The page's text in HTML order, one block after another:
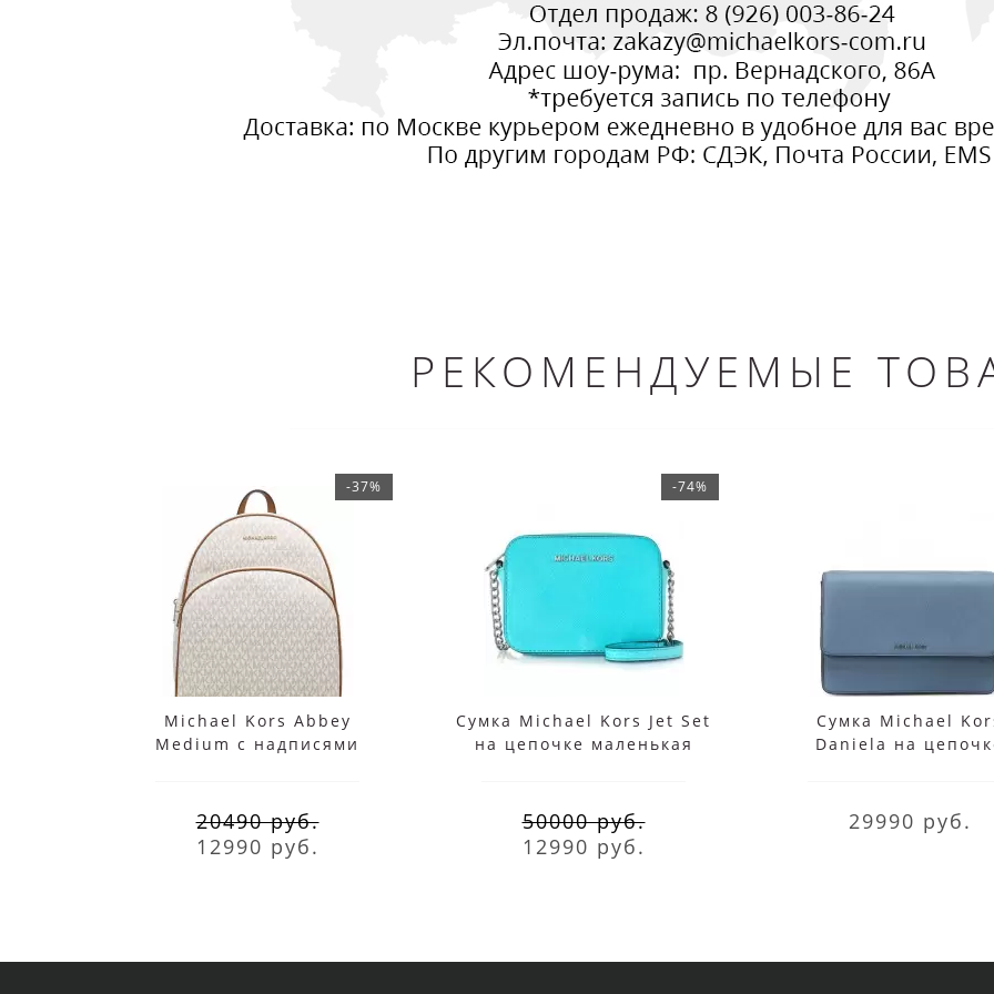
РЕКОМЕНДУЕМЫЕ
-37%
Michael Kors Abbey
Medium с надписями
20490 руб.
12990 руб.
-74%
Сумка Michael Kors Jet Set
на цепочке маленькая
50000 руб.
12990 руб.
Сумка Michael
Daniela на
29990 руб.